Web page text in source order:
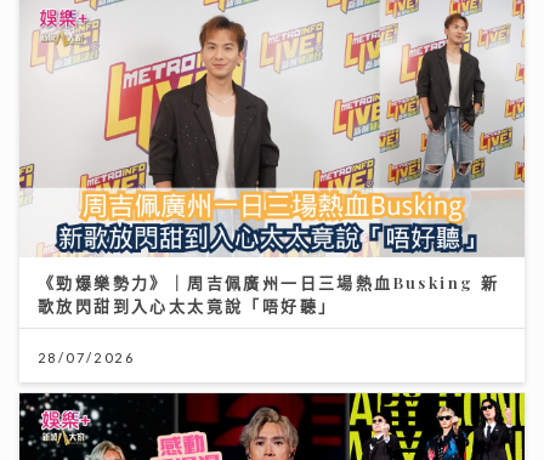
《勁爆樂勢力》｜周吉佩廣州一日三場熱血Busking 新
歌放閃甜到入心太太竟說「唔好聽」
28/07/2026